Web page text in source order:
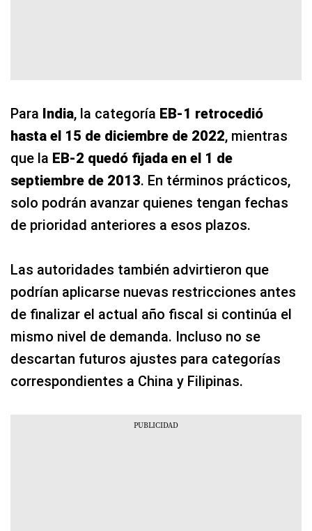
Para India, la categoría EB-1 retrocedió
hasta el 15 de diciembre de 2022, mientras
que la EB-2 quedó fijada en el 1 de
septiembre de 2013. En términos prácticos,
solo podrán avanzar quienes tengan fechas
de prioridad anteriores a esos plazos.
Las autoridades también advirtieron que
podrían aplicarse nuevas restricciones antes
de finalizar el actual año fiscal si continúa el
mismo nivel de demanda. Incluso no se
descartan futuros ajustes para categorías
correspondientes a China y Filipinas.